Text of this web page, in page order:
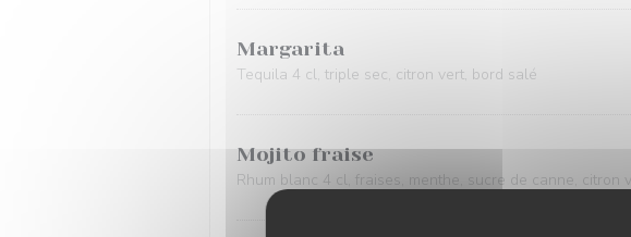
Margarita
Tequila 4 cl, triple sec, citron vert, bord salé
Mojito fraise
Rhum blanc 4 cl, fraises, menthe, sucre de canne, citron